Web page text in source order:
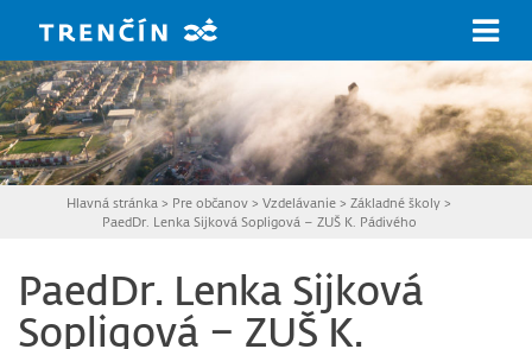
Hlavná stránka > Pre občanov >Vzdelávanie >Základné školy >
PaedDr. Lenka Sijková Sopligová – ZUŠ K. Pádivého
PaedDr. Lenka Sijková
Sopligová – ZUŠ K.